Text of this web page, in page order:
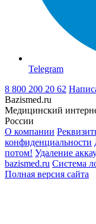
Telegram
8 800 200 20 62
Bazismed.ru
Медицинский
России
О компании
конфиденциальности
потом! Удаление
bazismed.ru Система
Полная версия сайта